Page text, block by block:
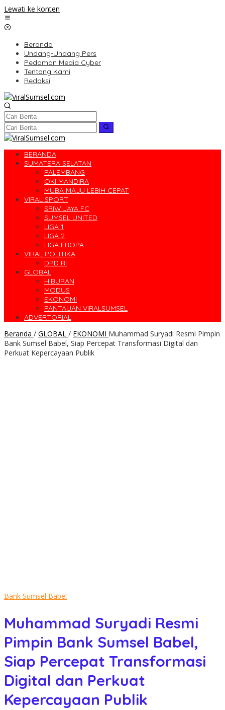
Lewati ke konten
Beranda
Undang-Undang Pers
Pedoman Media Cyber
Tentang Kami
Redaksi
BERANDA
SUMATERA SELATAN
PALEMBANG
OKI MANDIRA
MUBA MAJU LEBIH CEPAT
VIRAL SPORT
SRIWIJAYA FC
SUMSEL UNITED
LIGA 1
LIGA 2
LIGA EROPA
VIRAL POLITIKA
DPD RI
GLOBAL
HIBURAN
MODUS
EKONOMI
PANTAUAN VIRALSUMSEL
ADVERTORIAL
Beranda / GLOBAL / EKONOMI Muhammad Suryadi Resmi Pimpin
Bank Sumsel Babel, Siap Percepat Transformasi Digital dan
Perkuat Kepercayaan Publik
Bank Sumsel Babel
Muhammad Suryadi Resmi
Pimpin Bank Sumsel Babel,
Siap Percepat Transformasi
Digital dan Perkuat
Kepercayaan Publik